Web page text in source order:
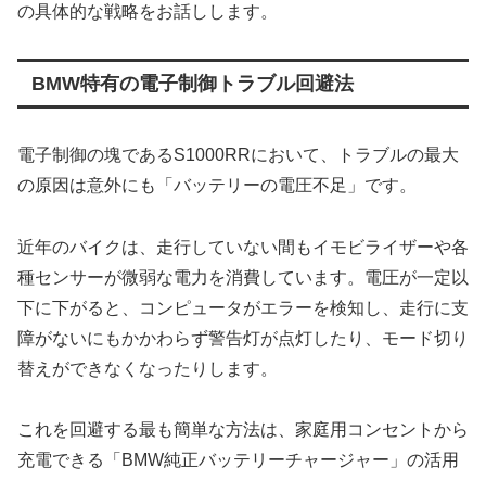
の具体的な戦略をお話しします。
BMW特有の電子制御トラブル回避法
電子制御の塊であるS1000RRにおいて、トラブルの最大
の原因は意外にも「バッテリーの電圧不足」です。
近年のバイクは、走行していない間もイモビライザーや各
種センサーが微弱な電力を消費しています。電圧が一定以
下に下がると、コンピュータがエラーを検知し、走行に支
障がないにもかかわらず警告灯が点灯したり、モード切り
替えができなくなったりします。
これを回避する最も簡単な方法は、家庭用コンセントから
充電できる「BMW純正バッテリーチャージャー」の活用